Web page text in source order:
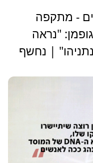
- מתקפה
"נראה
| נחשף